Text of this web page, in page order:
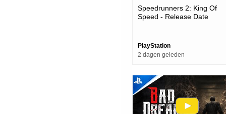
Speedrunners 2: King Of
Speed - Release Date
PlayStation
2 dagen geleden